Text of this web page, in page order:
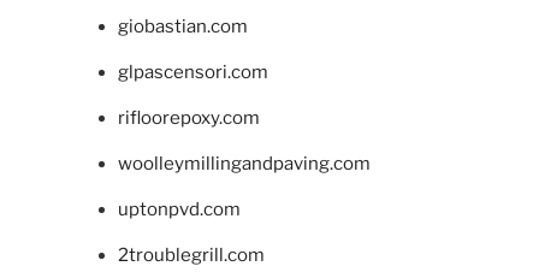
giobastian.com
glpascensori.com
rifloorepoxy.com
woolleymillingandpaving.com
uptonpvd.com
2troublegrill.com